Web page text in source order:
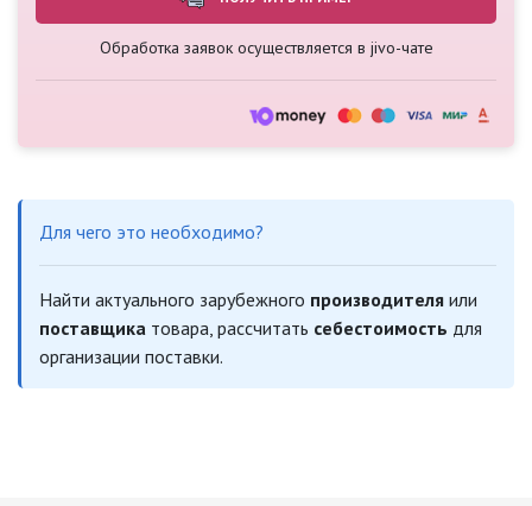
Обработка заявок осуществляется в jivo-чате
Для чего это необходимо?
Найти актуального зарубежного производителя или
поставщика товара, рассчитать себестоимость для
организации поставки.